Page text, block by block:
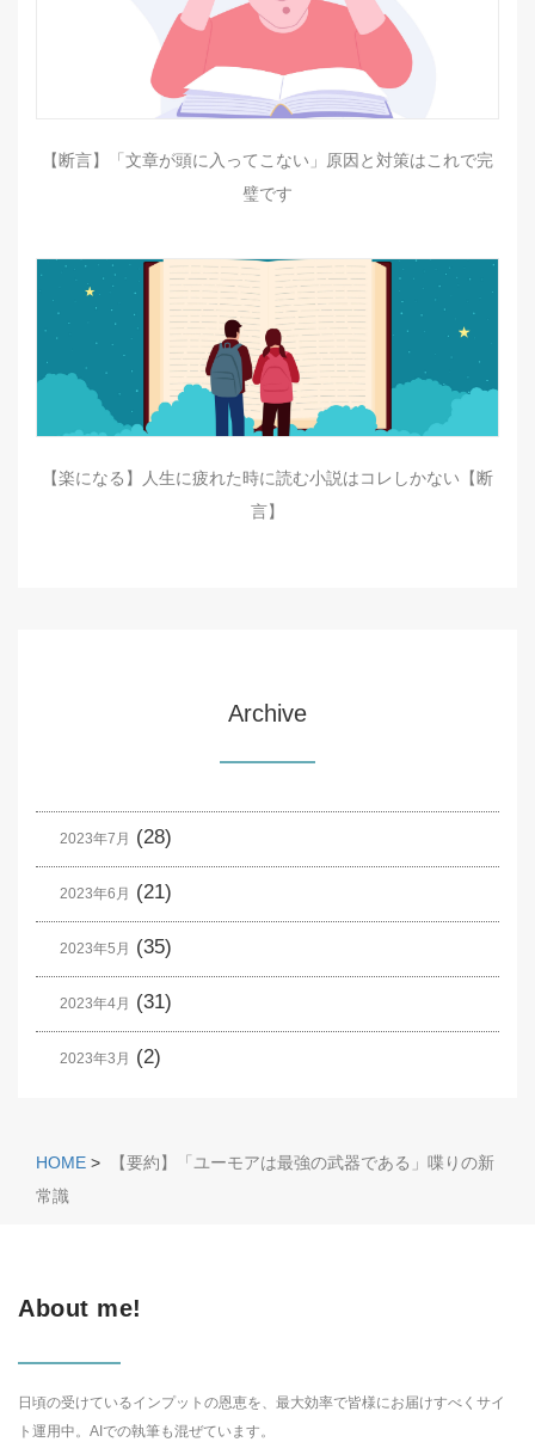
【断言】「文章が頭に入ってこない」原因と対策はこれで完
璧です
【楽になる】人生に疲れた時に読む小説はコレしかない【断
言】
Archive
2023年7月 (28)
2023年6月 (21)
2023年5月 (35)
2023年4月 (31)
2023年3月 (2)
HOME >
【要約】「ユーモアは最強の武器である」喋りの新
常識
About me!
日頃の受けているインプットの恩恵を、最大効率で皆様にお届けすべくサイ
ト運用中。AIでの執筆も混ぜています。